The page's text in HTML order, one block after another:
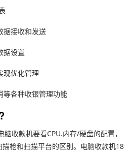
据接收和发送
据设置
现优化管理
等各种收银管理功能
收款机要看CPU.内存/硬盘的配置，
枪和扫描平台的区别。电脑收款机18